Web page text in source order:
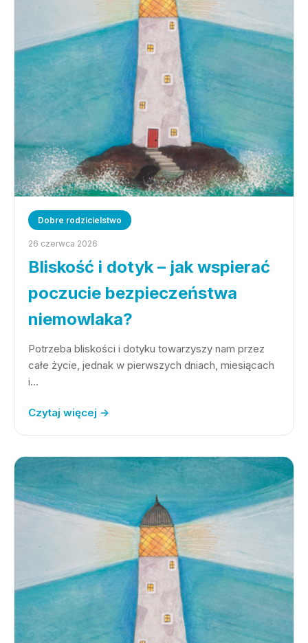
Dobre rodzicielstwo
26 czerwca 2026
Bliskość i dotyk – jak wspierać
poczucie bezpieczeństwa
niemowlaka?
Potrzeba bliskości i dotyku towarzyszy nam przez
całe życie, jednak w pierwszych dniach, miesiącach
i…
Czytaj więcej →